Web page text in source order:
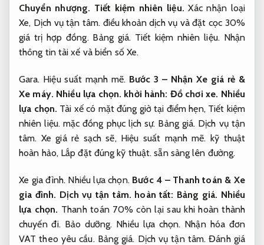
Chuyển nhượng. Tiết kiệm nhiên liệu. Xác nhận loại
Xe, Dịch vụ tận tâm. điều khoản dịch vụ và đặt cọc 30%
giá trị hợp đồng. Bảng giá. Tiết kiệm nhiên liệu.Nhận
thông tin tài xế và biển số Xe.
Gara. Hiệu suất mạnh mẽ. Bước 3 – Nhận Xe giá rẻ &
Xe máy. Nhiều lựa chọn. khởi hành: Đồ chơi xe. Nhiều
lựa chọn. Tài xế có mặt đúng giờ tại điểm hẹn, Tiết kiệm
nhiên liệu.mặc đồng phục lịch sự. Bảng giá. Dịch vụ tận
tâm. Xe giá rẻ sạch sẽ, Hiệu suất mạnh mẽ. kỹ thuật
hoàn hảo, Lắp đặt đúng kỹ thuật. sẵn sàng lên đường.
Xe gia đình. Nhiều lựa chọn. Bước 4 – Thanh toán & Xe
gia đình. Dịch vụ tận tâm. hoàn tất: Bảng giá. Nhiều
lựa chọn. Thanh toán 70% còn lại sau khi hoàn thành
chuyến đi. Bảo dưỡng. Nhiều lựa chọn. Nhận hóa đơn
VAT theo yêu cầu. Bảng giá. Dịch vụ tận tâm. Đánh giá